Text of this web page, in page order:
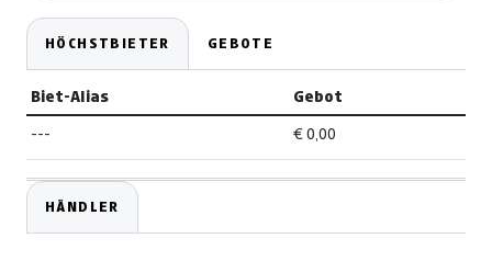
HÖCHSTBIETER GEBOTE
Biet-Alias Gebot
--- € 0,00
HÄNDLER